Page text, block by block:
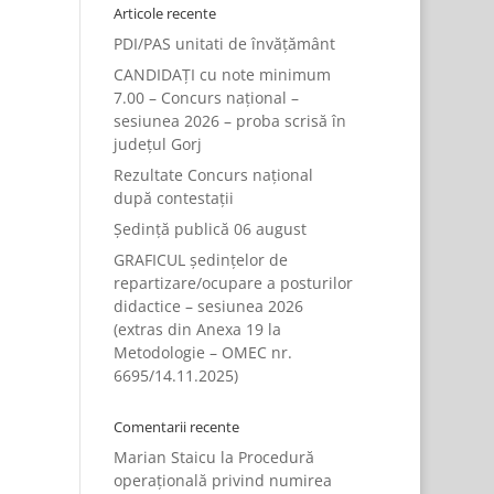
Articole recente
PDI/PAS unitati de învățământ
CANDIDAȚI cu note minimum
7.00 – Concurs național –
sesiunea 2026 – proba scrisă în
județul Gorj
Rezultate Concurs național
după contestații
Ședință publică 06 august
GRAFICUL ședințelor de
repartizare/ocupare a posturilor
didactice – sesiunea 2026
(extras din Anexa 19 la
Metodologie – OMEC nr.
6695/14.11.2025)
Comentarii recente
Marian Staicu la Procedură
operațională privind numirea